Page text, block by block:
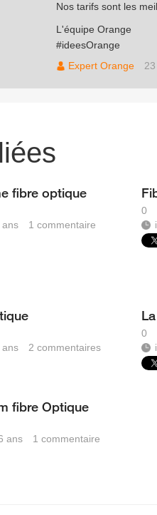
Nos tarifs sont les
L'équipe Orange
#ideesOrange
Expert Orange
fibre optique
ans
1 commentaire
0
ans
2 commentaires
0
fibre Optique
ans
1 commentaire